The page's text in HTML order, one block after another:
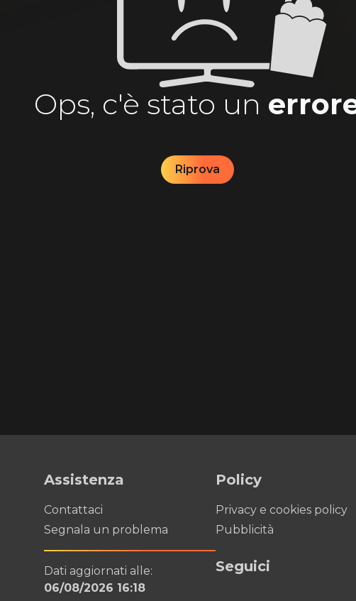
Ops, c'è stato un
Riprova
Assistenza
Contattaci
Segnala un problema
Dati aggiornati alle:
06/08/2026 16:18
Policy
Privacy e cookies policy
Pubblicità
Seguici